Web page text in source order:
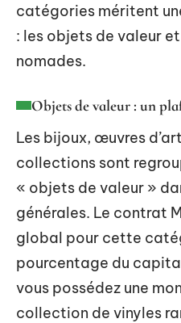
catégories méritent
: les objets de valeur
nomades.
Objets de valeur : un
Les bijoux, œuvres
collections sont
« objets de valeur »
générales. Le contrat
global pour cette
pourcentage du
vous possédez une
collection de vinyles